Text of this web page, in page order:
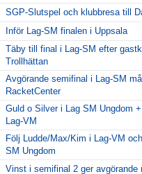
SGP-Slutspel och klubbresa till
Inför Lag-SM finalen i Uppsala
Täby till final i Lag-SM efter
Trollhättan
Avgörande semifinal i Lag-SM
RacketCenter
Guld o Silver i Lag SM Ungdom
Lag-VM
Följ Ludde/Max/Kim i Lag-VM
SM Ungdom
Vinst i semifinal 2 ger avgörande